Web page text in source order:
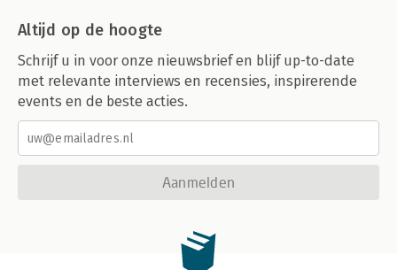
Altijd op de hoogte
Schrijf u in voor onze nieuwsbrief en blijf up-to-date
met relevante interviews en recensies, inspirerende
events en de beste acties.
Aanmelden